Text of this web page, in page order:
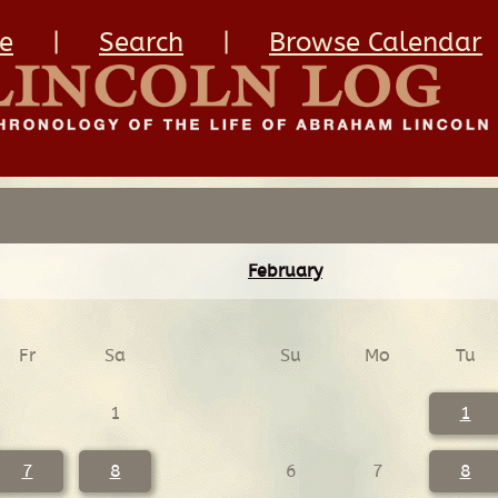
Search Browse Calendar
Fr Sa
1
7 8
February
Su Mo Tu
1
6 7 8